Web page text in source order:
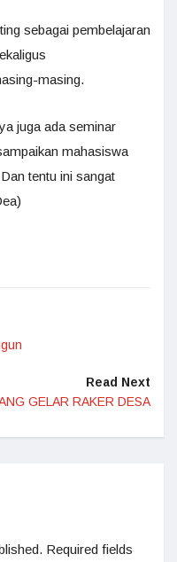
sebagai pembelajaran
masing.
juga ada seminar
mahasiswa
tentu ini sangat
Read Next
GELAR RAKER DESA
Required fields